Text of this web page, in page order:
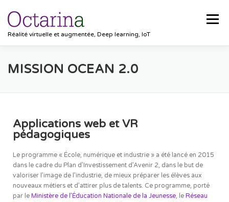
Réalité virtuelle et augmentée, Deep learning, IoT
Menu
ACCUEIL PROJETS SOLUTIONS
CONTACT
MISSION OCEAN 2.0
Applications web et VR
pédagogiques
Le programme « École, numérique et industrie » a été lancé en 2015
dans le cadre du Plan d’Investissement d’Avenir 2, dans le but de
valoriser l’image de l’industrie, de mieux préparer les élèves aux
nouveaux métiers et d’attirer plus de talents. Ce programme, porté
par le Ministère de l’Éducation Nationale de la Jeunesse, le Réseau